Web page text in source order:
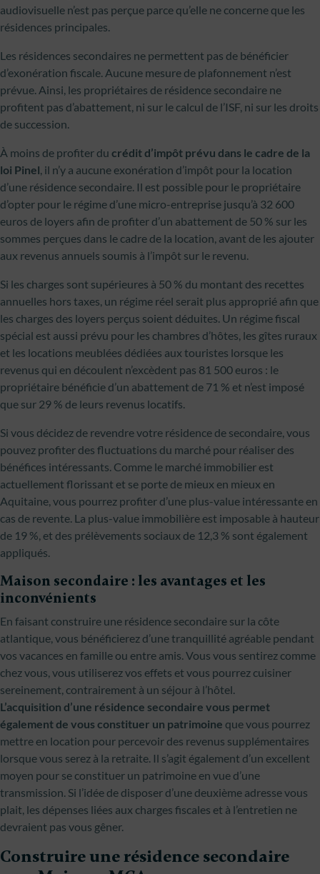
audiovisuelle n’est pas perçue parce qu’elle ne concerne que les
résidences principales.
Les résidences secondaires ne permettent pas de bénéficier
d’exonération fiscale. Aucune mesure de plafonnement n’est
prévue. Ainsi, les propriétaires de résidence secondaire ne
profitent pas d’abattement, ni sur le calcul de l’ISF, ni sur les droits
de succession.
À moins de profiter du crédit d’impôt prévu dans le cadre de la
loi Pinel, il n’y a aucune exonération d’impôt pour la location
d’une résidence secondaire. Il est possible pour le propriétaire
d’opter pour le régime d’une micro-entreprise jusqu’à 32 600
euros de loyers afin de profiter d’un abattement de 50 % sur les
sommes perçues dans le cadre de la location, avant de les ajouter
aux revenus annuels soumis à l’impôt sur le revenu.
Si les charges sont supérieures à 50 % du montant des recettes
annuelles hors taxes, un régime réel serait plus approprié afin que
les charges des loyers perçus soient déduites. Un régime fiscal
spécial est aussi prévu pour les chambres d’hôtes, les gîtes ruraux
et les locations meublées dédiées aux touristes lorsque les
revenus qui en découlent n’excèdent pas 81 500 euros : le
propriétaire bénéficie d’un abattement de 71 % et n’est imposé
que sur 29 % de leurs revenus locatifs.
Si vous décidez de revendre votre résidence de secondaire, vous
pouvez profiter des fluctuations du marché pour réaliser des
bénéfices intéressants. Comme le marché immobilier est
actuellement florissant et se porte de mieux en mieux en
Aquitaine, vous pourrez profiter d’une plus-value intéressante en
cas de revente. La plus-value immobilière est imposable à hauteur
de 19 %, et des prélèvements sociaux de 12,3 % sont également
appliqués.
Maison secondaire : les avantages et les
inconvénients
En faisant construire une résidence secondaire sur la côte
atlantique, vous bénéficierez d’une tranquillité agréable pendant
vos vacances en famille ou entre amis. Vous vous sentirez comme
chez vous, vous utiliserez vos effets et vous pourrez cuisiner
sereinement, contrairement à un séjour à l’hôtel.
L’acquisition d’une résidence secondaire vous permet
également de vous constituer un patrimoine que vous pourrez
mettre en location pour percevoir des revenus supplémentaires
lorsque vous serez à la retraite. Il s’agit également d’un excellent
moyen pour se constituer un patrimoine en vue d’une
transmission. Si l’idée de disposer d’une deuxième adresse vous
plait, les dépenses liées aux charges fiscales et à l’entretien ne
devraient pas vous gêner.
Construire une résidence secondaire